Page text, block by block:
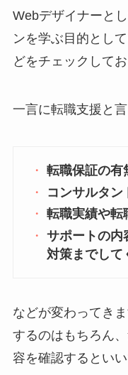
Webデザイナーと
ンを学ぶ目的とし
どをチェックしてお
一言に転職支援と
転職保証の有
コンサルタン
転職実績や転
サポートの内
対策までして
などが変わってき
するのはもちろん
容を確認するといい